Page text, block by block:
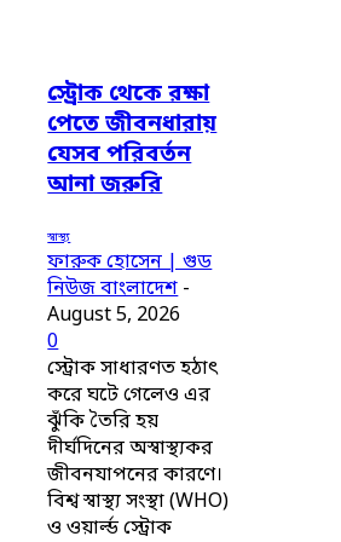
স্ট্রোক থেকে রক্ষা
পেতে জীবনধারায়
যেসব পরিবর্তন
আনা জরুরি
স্বাস্থ্য
ফারুক হোসেন | গুড
নিউজ বাংলাদেশ -
August 5, 2026
0
স্ট্রোক সাধারণত হঠাৎ
করে ঘটে গেলেও এর
ঝুঁকি তৈরি হয়
দীর্ঘদিনের অস্বাস্থ্যকর
জীবনযাপনের কারণে।
বিশ্ব স্বাস্থ্য সংস্থা (WHO)
ও ওয়ার্ল্ড স্ট্রোক